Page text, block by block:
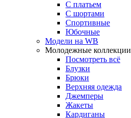
С платьем
С шортами
Спортивные
Юбочные
Модели на WB
Молодежные коллекции
Посмотреть всё
Блузки
Брюки
Верхняя одежда
Джемперы
Жакеты
Кардиганы